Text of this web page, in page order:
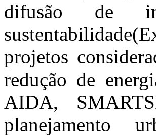
difusão de
projetos
redução de
AIDA,
planejamento